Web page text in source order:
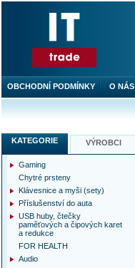
KATEGORIE VÝROBCI
Gaming
Chytré prsteny
Klávesnice a myši (sety)
Příslušenství do auta
USB huby, čtečky
paměťových a čipových karet
a redukce
FOR HEALTH
Audio
OBCHODNÍ PODMÍNKY O NÁS